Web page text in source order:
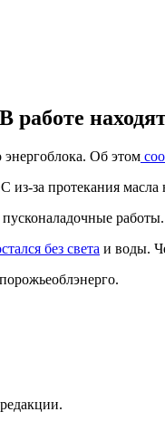
Об этом
за протекания
работы.
без света и воды.